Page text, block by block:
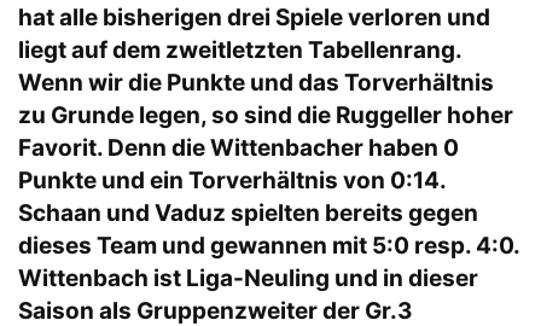
hat alle bisherigen drei Spiele verloren und
liegt auf dem zweitletzten Tabellenrang.
Wenn wir die Punkte und das Torverhältnis
zu Grunde legen, so sind die Ruggeller hoher
Favorit. Denn die Wittenbacher haben 0
Punkte und ein Torverhältnis von 0:14.
Schaan und Vaduz spielten bereits gegen
dieses Team und gewannen mit 5:0 resp. 4:0.
Wittenbach ist Liga-Neuling und in dieser
Saison als Gruppenzweiter der Gr.3